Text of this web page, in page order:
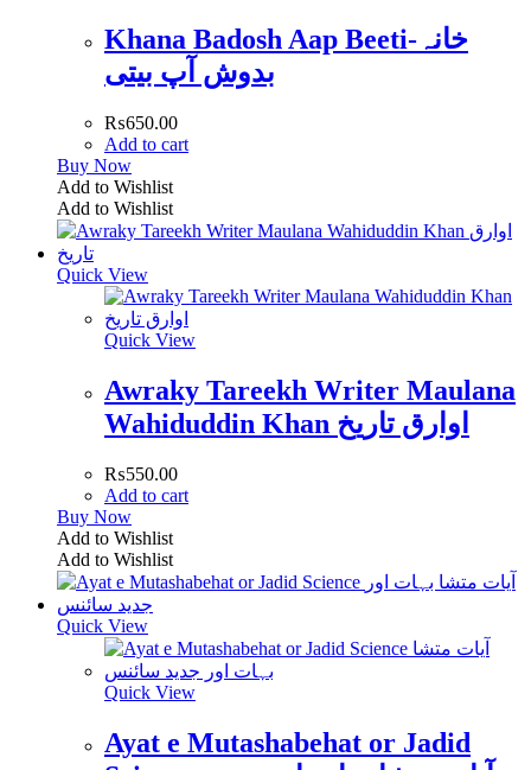
Khana Badosh Aap Beeti-خانہ
بدوش آپ بیتی
₨650.00
Add to cart
Buy Now
Add to Wishlist
Add to Wishlist
Quick View
Quick View
Awraky Tareekh Writer Maulana
Wahiduddin Khan اوارق تاریخ
₨550.00
Add to cart
Buy Now
Add to Wishlist
Add to Wishlist
Quick View
Quick View
Ayat e Mutashabehat or Jadid